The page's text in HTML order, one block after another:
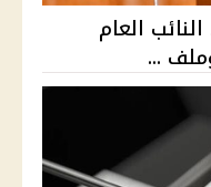
تناشد النائب العام
...